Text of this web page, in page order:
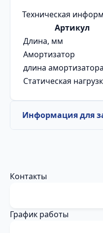
Техническая
Артикул
Длина, мм
Амортизатор
длина
Статическая
Информация для
Контакты
График работы